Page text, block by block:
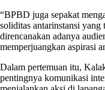
“BPBD juga sepakat
soliditas antarinstansi
direncanakan adanya
memperjuangkan aspirasi
Dalam pertemuan itu,
pentingnya komunikasi